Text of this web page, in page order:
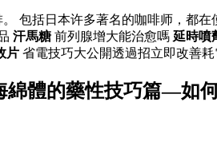
包括日本许多著名的咖啡师，都
汗馬糖 前列腺增大能治愈嗎 延時噴
片 省電技巧大公開透過招立即改善
綿體的藥性技巧篇—如